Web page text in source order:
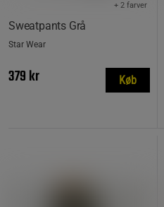
Sweatpants Grå
+ 2 farver
Star Wear
379 kr Køb